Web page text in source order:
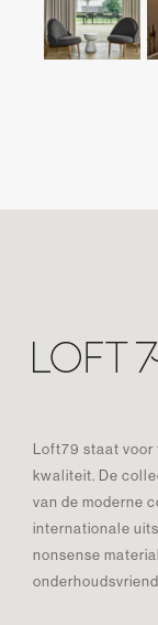
Loft79 staat voor
kwaliteit. De
van de moderne
internationale
nonsense